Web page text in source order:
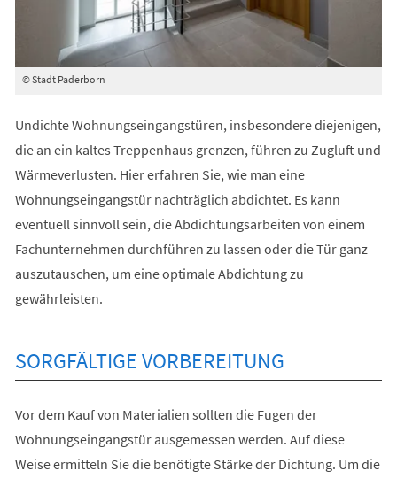
© Stadt Paderborn
Undichte Wohnungseingangstüren, insbesondere diejenigen,
die an ein kaltes Treppenhaus grenzen, führen zu Zugluft und
Wärmeverlusten. Hier erfahren Sie, wie man eine
Wohnungseingangstür nachträglich abdichtet. Es kann
eventuell sinnvoll sein, die Abdichtungsarbeiten von einem
Fachunternehmen durchführen zu lassen oder die Tür ganz
auszutauschen, um eine optimale Abdichtung zu
gewährleisten.
SORGFÄLTIGE VORBEREITUNG
Vor dem Kauf von Materialien sollten die Fugen der
Wohnungseingangstür ausgemessen werden. Auf diese
Weise ermitteln Sie die benötigte Stärke der Dichtung. Um die